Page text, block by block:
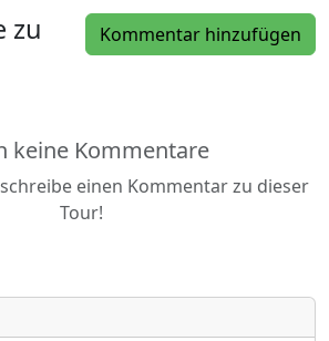
Kommentar hinzufügen
zu
keine Kommentare
einen Kommentar zu dieser
Tour!